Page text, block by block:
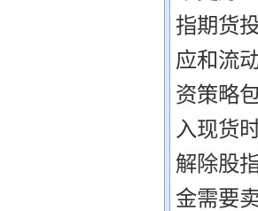
指期货
应和流
资策略
入现货
解除股
金需要